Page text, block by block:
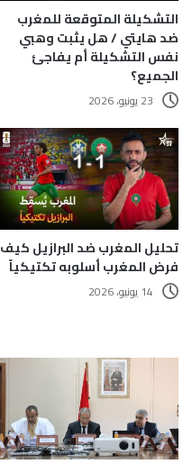
التشكيلة المتوقعة للمغرب
ضد هايتي / هل يثبت وهبي
نفس التشكيلة أم يفاجئ
الجميع؟
23 يونيو، 2026
تحليل المغرب ضد البرازيل كيف
فرض المغرب أسلوبه تكتيكياً
14 يونيو، 2026